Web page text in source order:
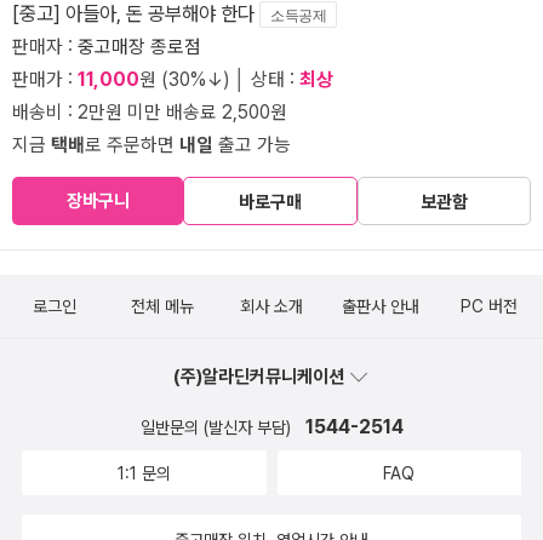
[중고] 아들아, 돈 공부해야 한다 소득공제
판매자 : 중고매장 종로점
판매가 : 11,000원 (30%↓) │ 상태 : 최상
배송비 : 2만원 미만 배송료 2,500원
지금 택배로 주문하면 내일 출고 가능
장바구니 바로구매 보관함
로그인 전체 메뉴 회사 소개 출판사 안내 PC 버전
(주)알라딘커뮤니케이션
일반문의 (발신자 부담) 1544-2514
1:1 문의 FAQ